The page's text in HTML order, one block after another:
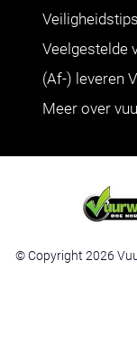
Veiligheidstips
Veelgestelde
(Af-) leveren
Meer over
© Copyright 2026